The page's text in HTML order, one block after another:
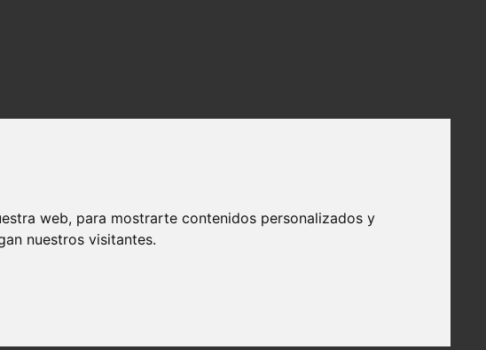
web, para mostrarte contenidos personalizados y
nuestros visitantes.
Trama y Más